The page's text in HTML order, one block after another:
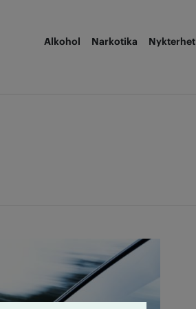
Alkohol Narkotika Nykterhet